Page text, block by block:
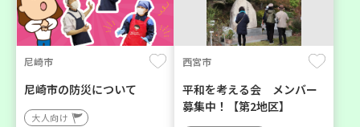
尼崎市
尼崎市の防災について
大人向け
西宮市
平和を考える会 メンバー
募集中！【第2地区】